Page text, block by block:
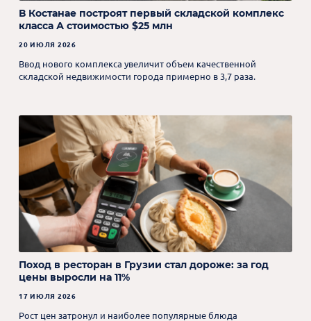
В Костанае построят первый складской комплекс
класса А стоимостью $25 млн
20 ИЮЛЯ 2026
Ввод нового комплекса увеличит объем качественной
складской недвижимости города примерно в 3,7 раза.
Поход в ресторан в Грузии стал дороже: за год
цены выросли на 11%
17 ИЮЛЯ 2026
Рост цен затронул и наиболее популярные блюда